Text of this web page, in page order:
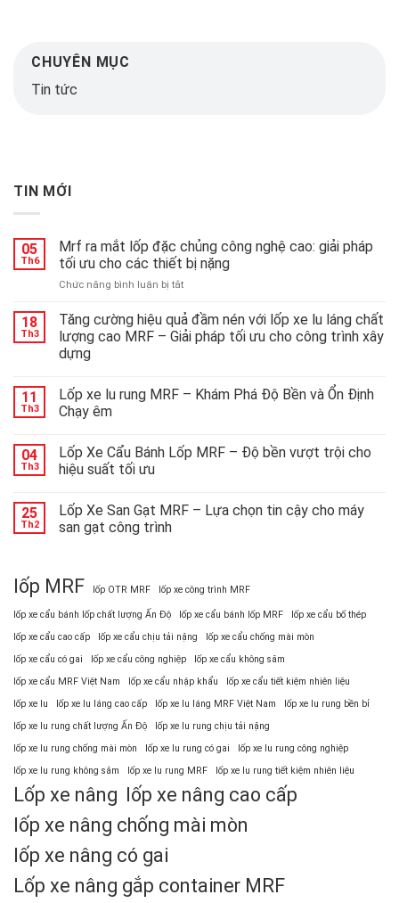
CHUYÊN MỤC
Tin tức
TIN MỚI
05
Th6
Mrf ra mắt lốp đặc chủng công nghệ cao: giải pháp
tối ưu cho các thiết bị nặng
Chức năng bình luận bị tắtở
ra
mắt
lốp
công
pháp
các
18
Th3
Tăng cường hiệu quả đầm nén với lốp xe lu láng chất
lượng cao MRF – Giải pháp tối ưu cho công trình xây
dựng
11
Th3
Lốp xe lu rung MRF – Khám Phá Độ Bền và Ổn Định
Chạy êm
04
Th3
Lốp Xe Cẩu Bánh Lốp MRF – Độ bền vượt trội cho
hiệu suất tối ưu
25
Th2
Lốp Xe San Gạt MRF – Lựa chọn tin cậy cho máy
san gạt công trình
lốp MRF lốp OTR MRF lốp xe công trình MRF
lốp xe cẩu bánh lốp chất lượng Ấn Độ lốp xe cẩu bánh lốp MRF
lốp xe cẩu bố thép
lốp xe cẩu cao cấp
lốp xe cẩu chịu tải nặng
lốp xe cẩu chống mài mòn
lốp xe cẩu có gai
lốp xe cẩu công nghiệp
lốp xe cẩu không săm
lốp xe cẩu MRF Việt Nam
lốp xe cẩu nhập khẩu
lốp xe cẩu tiết kiệm nhiên liệu
lốp xe lu
lốp xe lu láng cao cấp lốp xe lu láng MRF Việt Nam
lốp xe lu rung bền bỉ
lốp xe lu rung chất lượng Ấn Độ
lốp xe lu rung chịu tải nặng
lốp xe lu rung chống mài mòn
lốp xe lu rung có gai
lốp xe lu rung công nghiệp
lốp xe lu rung không săm
lốp xe lu rung MRF lốp xe lu rung tiết kiệm nhiên liệu
Lốp xe nâng lốp xe nâng cao cấp
lốp xe nâng chống mài mòn
lốp xe nâng có gai
Lốp xe nâng gắp container MRF